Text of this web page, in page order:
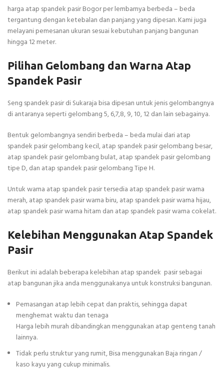
harga atap spandek pasir Bogor per lembarnya berbeda – beda
tergantung dengan ketebalan dan panjang yang dipesan. Kami juga
melayani pemesanan ukuran sesuai kebutuhan panjang bangunan
hingga 12 meter.
Pilihan Gelombang dan Warna Atap
Spandek Pasir
Seng spandek pasir di Sukaraja bisa dipesan untuk jenis gelombangnya
di antaranya seperti gelombang 5, 6,7,8, 9, 10, 12 dan lain sebagainya.
Bentuk gelombangnya sendiri berbeda – beda mulai dari atap
spandek pasir gelombang kecil, atap spandek pasir gelombang besar,
atap spandek pasir gelombang bulat, atap spandek pasir gelombang
tipe D, dan atap spandek pasir gelombang Tipe H.
Untuk warna atap spandek pasir tersedia atap spandek pasir warna
merah, atap spandek pasir warna biru, atap spandek pasir warna hijau,
atap spandek pasir warna hitam dan atap spandek pasir warna cokelat.
Kelebihan Menggunakan Atap Spandek
Pasir
Berikut ini adalah beberapa kelebihan atap spandek pasir sebagai
atap bangunan jika anda menggunakanya untuk konstruksi bangunan.
Pemasangan atap lebih cepat dan praktis, sehingga dapat
menghemat waktu dan tenaga
Harga lebih murah dibandingkan menggunakan atap genteng tanah
lainnya.
Tidak perlu struktur yang rumit, Bisa menggunakan Baja ringan /
kaso kayu yang cukup minimalis.